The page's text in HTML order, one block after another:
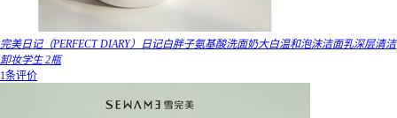
完美日记（PERFECT DIARY）日记白胖子氨基酸洗面奶大白温和泡沫洁面乳深层清洁
卸妆学生 2瓶
1条评价